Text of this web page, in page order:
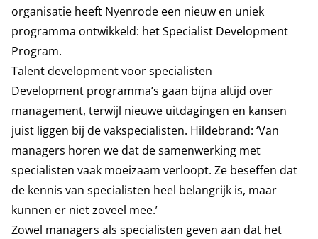
organisatie heeft Nyenrode een nieuw en uniek
programma ontwikkeld: hetSpecialist Development
Program.
Talent development voor specialisten
Development programma’s gaan bijna altijd over
management, terwijl nieuwe uitdagingen en kansen
juist liggen bij de vakspecialisten. Hildebrand: ‘Van
managers horen we dat de samenwerking met
specialisten vaak moeizaam verloopt. Ze beseffen dat
de kennis van specialisten heel belangrijk is, maar
kunnen er niet zoveel mee.’
Zowel managers als specialisten geven aan dat het